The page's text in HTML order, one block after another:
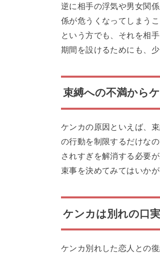
逆に相手の浮気や男女関
係が危うくなってしまう
という方でも、それを相
期間を設けるためにも、
束縛への不満から
ケンカの原因といえば、
の行動を制限するだけな
されすぎを解消する必要
束事を決めてみてはいか
ケンカは別れの口
ケンカ別れした恋人との